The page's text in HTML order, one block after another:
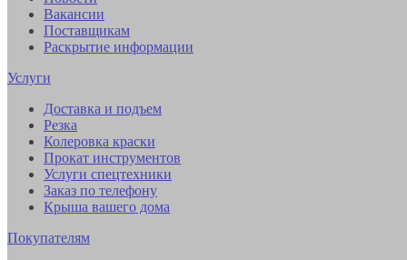
Вакансии
Поставщикам
Раскрытие информации
Услуги
Доставка и подъем
Резка
Колеровка краски
Прокат инструментов
Услуги спецтехники
Заказ по телефону
Крыша вашего дома
Покупателям